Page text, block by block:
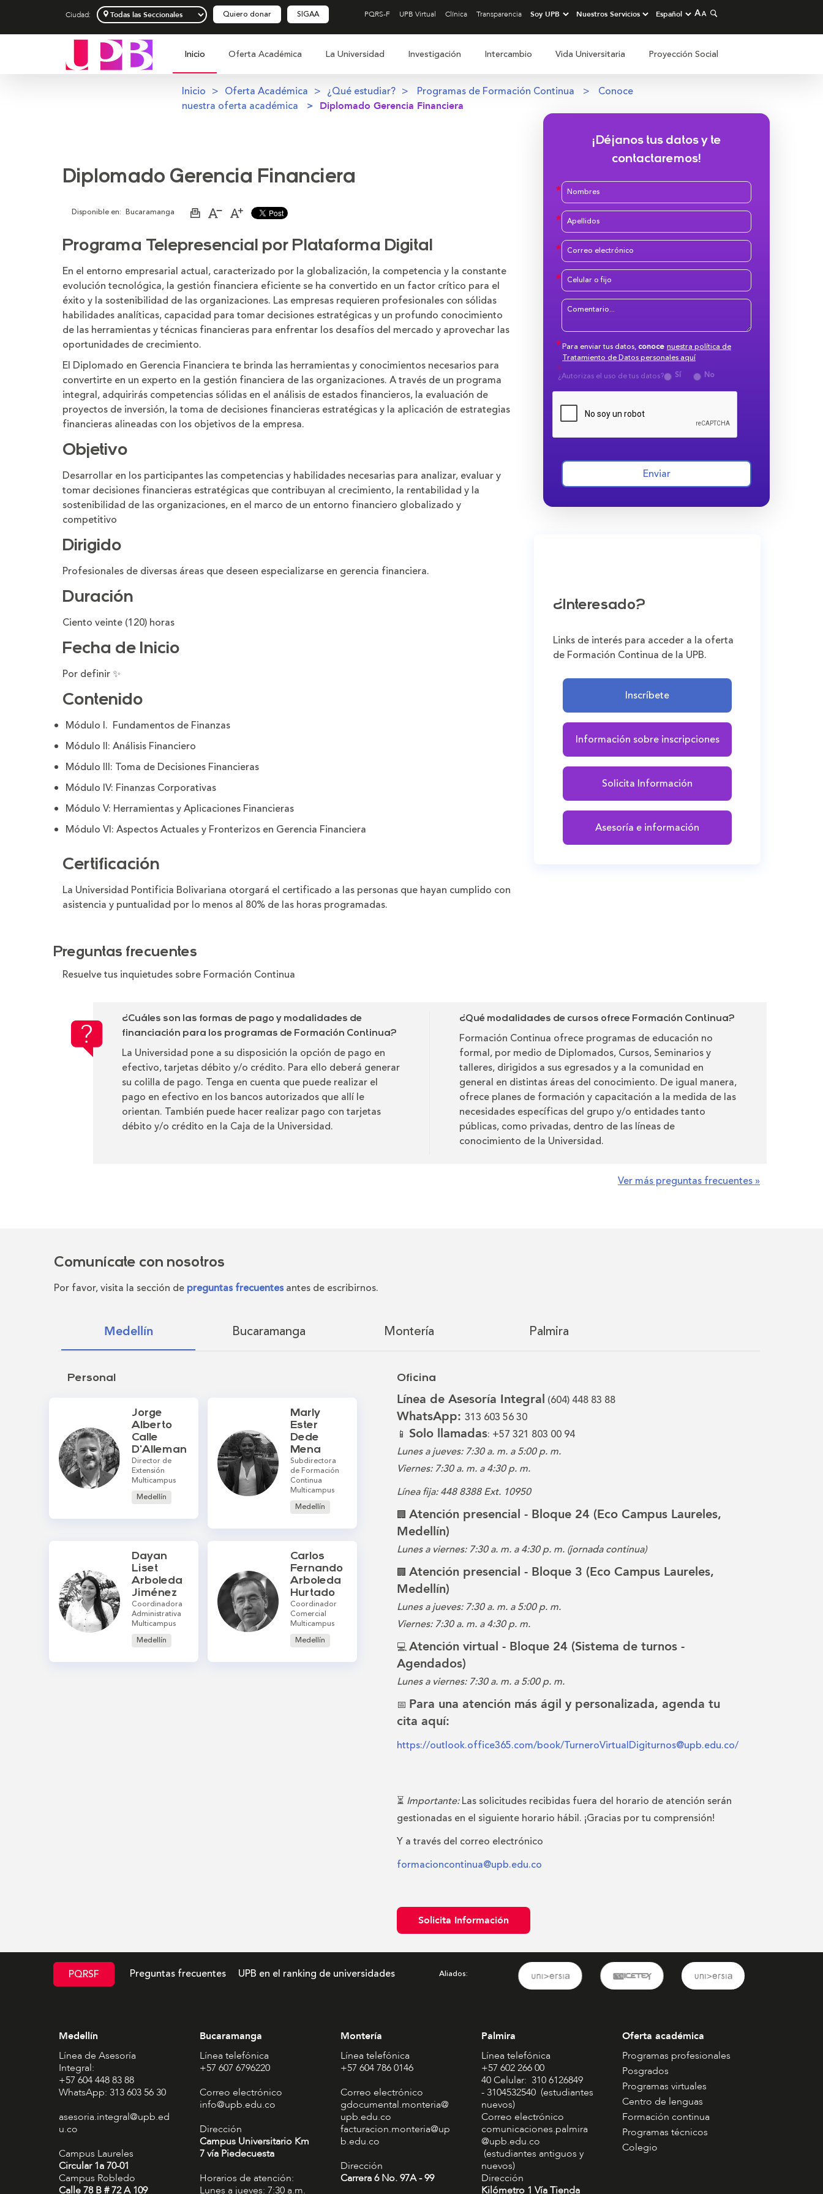
Ciudad: Quiero donar SIGAA PQRS-F UPB Virtual Clínica Transparencia
Inicio Oferta Académica La Universidad Investigación Intercambio Vida Universitaria Proyección Social
Inicio Oferta Académica ¿Qué estudiar? Programas de Formación Continua
Conoce
nuestra oferta académica
Diplomado Gerencia Financiera
Diplomado Gerencia Financiera
Disponible en: Bucaramanga
ImprimirAumentar
de
la
Disminuir
de
la
Programa Telepresencial por Plataforma Digital
En el entorno empresarial actual, caracterizado por la globalización, la competencia y la constante
evolución tecnológica, la gestión financiera eficiente se ha convertido en un factor crítico para el
éxito y la sostenibilidad de las organizaciones. Las empresas requieren profesionales con sólidas
habilidades analíticas, capacidad para tomar decisiones estratégicas y un profundo conocimiento
de las herramientas y técnicas financieras para enfrentar los desafíos del mercado y aprovechar las
oportunidades de crecimiento.
El Diplomado en Gerencia Financiera te brinda las herramientas y conocimientos necesarios para
convertirte en un experto en la gestión financiera de las organizaciones. A través de un programa
integral, adquirirás competencias sólidas en el análisis de estados financieros, la evaluación de
proyectos de inversión, la toma de decisiones financieras estratégicas y la aplicación de estrategias
financieras alineadas con los objetivos de la empresa.
Objetivo
Desarrollar en los participantes las competencias y habilidades necesarias para analizar, evaluar y
tomar decisiones financieras estratégicas que contribuyan al crecimiento, la rentabilidad y la
sostenibilidad de las organizaciones, en el marco de un entorno financiero globalizado y
competitivo
Dirigido
Profesionales de diversas áreas que deseen especializarse en gerencia financiera.
Duración
Ciento veinte (120) horas
Fecha de Inicio
Por definir ✨
Contenido
Módulo I. Fundamentos de Finanzas
Módulo II: Análisis Financiero
Módulo III: Toma de Decisiones Financieras
Módulo IV: Finanzas Corporativas
Módulo V: Herramientas y Aplicaciones Financieras
Módulo VI: Aspectos Actuales y Fronterizos en Gerencia Financiera
Certificación
La Universidad Pontificia Bolivariana otorgará el certificado a las personas que hayan cumplido con
asistencia y puntualidad por lo menos al 80% de las horas programadas.
¡Déjanos tus datos y te
contactaremos!
Para enviar tus datos,conoce nuestra política de
Tratamiento de Datos personales aquí
¿Autorizas el uso de tus datos?
Sí No
Enviar
¿Interesado?
Links de interés para acceder a la oferta
de Formación Continua de la UPB.
Inscríbete
Información sobre inscripciones
Solicita Información
Asesoría e información
Preguntas frecuentes
Resuelve tus inquietudes sobre Formación Continua
¿Cuáles son las formas de pago y modalidades de
financiación para los programas de Formación Continua?
La Universidad pone a su disposición la opción de pago en
efectivo, tarjetas débito y/o crédito. Para ello deberá generar
su colilla de pago. Tenga en cuenta que puede realizar el
pago en efectivo en los bancos autorizados que allí le
orientan. También puede hacer realizar pago con tarjetas
débito y/o crédito en la Caja de la Universidad.
¿Qué modalidades de cursos ofrece Formación Continua?
Formación Continua ofrece programas de educación no
formal, por medio de Diplomados, Cursos, Seminarios y
talleres, dirigidos a sus egresados y a la comunidad en
general en distintas áreas del conocimiento. De igual manera,
ofrece planes de formación y capacitación a la medida de las
necesidades específicas del grupo y/o entidades tanto
públicas, como privadas, dentro de las líneas de
conocimiento de la Universidad.
Ver más preguntas frecuentes »
Comunícate con nosotros
Por favor, visita la sección de preguntas frecuentes antes de escribirnos.
Medellín Bucaramanga Montería Palmira
Personal
Jorge
Alberto
Calle
D'Alleman
Director de
Extensión
Multicampus
Medellín
Marly
Ester
Dede
Mena
Subdirectora
de Formación
Continua
Multicampus
Medellín
Dayan
Liset
Arboleda
Jiménez
Coordinadora
Administrativa
Multicampus
Medellín
Carlos
Fernando
Arboleda
Hurtado
Coordinador
Comercial
Multicampus
Medellín
Oficina
Línea de Asesoría Integral (604) 448 83 88
WhatsApp: 313 603 56 30
📱 Solo llamadas: +57 321 803 00 94
Lunes a jueves: 7:30 a. m. a 5:00 p. m.
Viernes: 7:30 a. m. a 4:30 p. m.
Línea fija: 448 8388 Ext. 10950
🏢 Atención presencial - Bloque 24 (Eco Campus Laureles,
Medellín)
Lunes a viernes: 7:30 a. m. a 4:30 p. m. (jornada continua)
🏢 Atención presencial - Bloque 3 (Eco Campus Laureles,
Medellín)
Lunes a jueves: 7:30 a. m. a 5:00 p. m.
Viernes: 7:30 a. m. a 4:30 p. m.
💻Atención virtual - Bloque 24 (Sistema de turnos -
Agendados)
Lunes a viernes: 7:30 a. m. a 5:00 p. m.
📅 Para una atención más ágil y personalizada, agenda tu
cita aquí:
https://outlook.office365.com/book/TurneroVirtualDigiturnos@upb.edu.co/
⏳ Importante:Las solicitudes recibidas fuera del horario de atención serán
gestionadas en el siguiente horario hábil. ¡Gracias por tu comprensión!
Y a través del correo electrónico
formacioncontinua@upb.edu.co
Solicita Información
PQRSF Preguntas frecuentes UPB en el ranking de universidades Aliados
Medellín
Línea de Asesoría
Integral:
+57 604 448 83 88
WhatsApp: 313 603 56 30
asesoria.integral@upb.ed
u.co
Campus Laureles
Circular 1a 70-01
Campus Robledo
Calle 78 B # 72 A 109
Bucaramanga
Línea telefónica
+57 607 6796220
Correo electrónico
info@upb.edu.co
Dirección
Campus Universitario Km
7 vía Piedecuesta
Horarios de atención:
Lunes a jueves: 7:30 a.m.
Montería
Línea telefónica
+57 604 786 0146
Correo electrónico
gdocumental.monteria@
upb.edu.co
facturacion.monteria@up
b.edu.co
Dirección
Carrera 6 No. 97A - 99​
Palmira
Línea telefónica
+57 602 266 00
40 Celular: 310 6126849
- 3104532540 (estudiantes
nuevos)
Correo electrónico
comunicaciones.palmira
@upb.edu.co
(estudiantes antiguos y
nuevos)
Dirección
Kilómetro 1 Vía Tienda
Oferta académica
Programas profesionales
Posgrados
Programas virtuales
Centro de lenguas
Formación continua
Programas técnicos
Colegio